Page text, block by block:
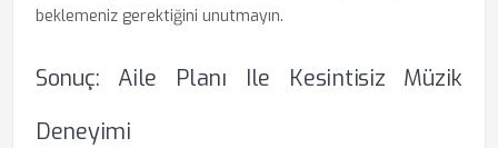
beklemeniz gerektiğini unutmayın.
Sonuç: Aile Planı Ile Kesintisiz Müzik
Deneyimi